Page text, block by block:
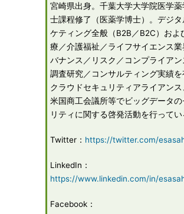
宮崎県出身。千葉大学大学院医学薬
士課程修了（医薬学博士）。デジタ
ケティング全般（B2B／B2C）およ
療／介護福祉／ライフサイエンス業
バナンス／リスク／コンプライアン
調査研究／コンサルティング実績を
クラウドセキュリティアライアンス
米国商工会議所等でビッグデータの
リティに関する啓発活動を行ってい
Twitter： https://twitter.com/
LinkedIn：
https://www.linkedin.com/in/
Facebook：